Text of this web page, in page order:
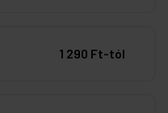
1 290 Ft-tól